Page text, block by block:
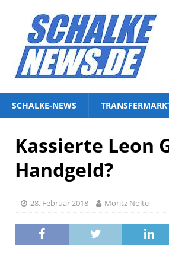
SCHALKE-NEWS
Kassierte Leon
Handgeld?
28. Februar 2018 Moritz Nolte